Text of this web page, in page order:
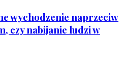
wychodzenie naprzeciw
czy nabijanie ludzi w